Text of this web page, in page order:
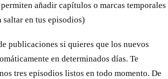
añadir capítulos o marcas temporales
saltar en tus episodios)
publicaciones si quieres que los nuevos
en determinados días. Te
tres episodios listos en todo momento. De